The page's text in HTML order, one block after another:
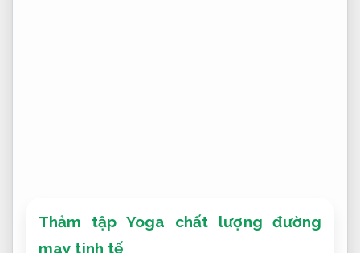
Thảm tập Yoga chất lượng đường
may tinh tế